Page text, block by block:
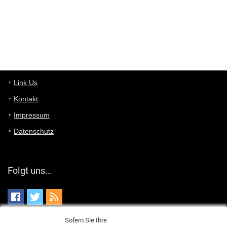
Günni
alternativ Email senden an admin@yourdealz.de ?
ALIENWESEN
Link Us
Kontakt
Impressum
Datenschutz
Folgt uns…
Sofern Sie Ihre